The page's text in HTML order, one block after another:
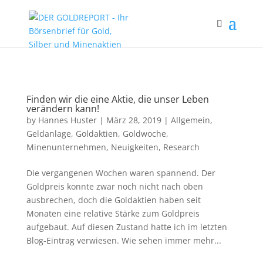
Finden wir die eine Aktie, die unser Leben
verändern kann!
by Hannes Huster| März 28, 2019| Allgemein,
Geldanlage, Goldaktien, Goldwoche,
Minenunternehmen, Neuigkeiten, Research
Die vergangenen Wochen waren spannend. Der
Goldpreis konnte zwar noch nicht nach oben
ausbrechen, doch die Goldaktien haben seit
Monaten eine relative Stärke zum Goldpreis
aufgebaut. Auf diesen Zustand hatte ich im letzten
Blog-Eintrag verwiesen. Wie sehen immer mehr...